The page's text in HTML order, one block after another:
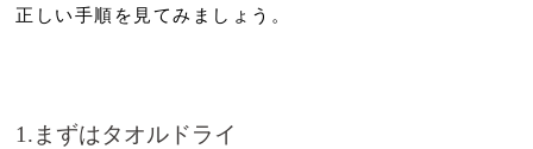
正しい手順を見てみましょう。
1.まずはタオルドライ